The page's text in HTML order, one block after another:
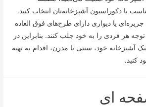
با دکوراسیون آشپزخانه‌تان انتخاب کنید.
یا دیواری دارای طرح‌های فوق العاده
توجه هر فردی را به خود جلب کنند. بنابراین در
خود، سنتی یا مدرن، اقدام به تهیه
کنید.
ای